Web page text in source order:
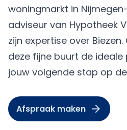
woningmarkt in
adviseur van Hypotheek
zijn expertise over
deze fijne buurt de ideale
jouw volgende stap op
Afspraak maken